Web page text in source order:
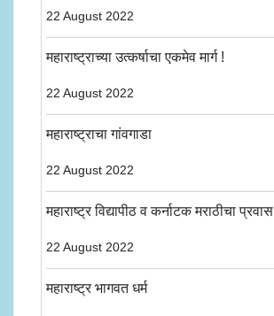
22 August 2022
महाराष्ट्राच्या उत्कर्षाचा एकमेव मार्ग !
22 August 2022
महाराष्ट्राचा गांवगाडा
22 August 2022
महाराष्ट्र विद्यापीठ व कर्नाटक मराठीचा प्रवास
22 August 2022
महाराष्ट्र भागवत धर्म